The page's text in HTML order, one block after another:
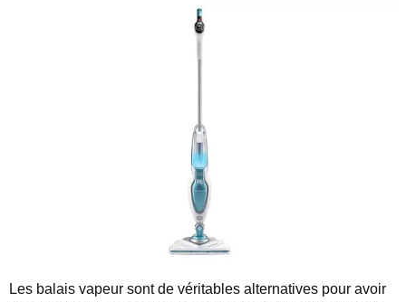
Les balais vapeur sont de véritables alternatives pour avoir